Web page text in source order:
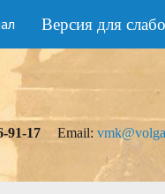
Версия для
91-17 Еmail: